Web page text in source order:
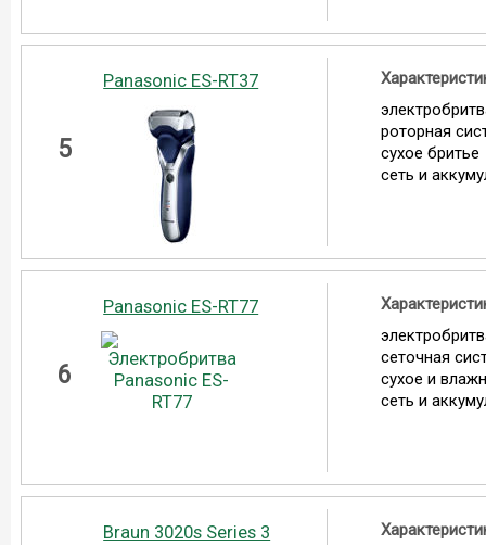
5
Panasonic ES-RT37
роторная
сухое бритье
сеть и
6
Panasonic ES-RT77
сеточная
сухое и
сеть и
Braun 3020s Series 3